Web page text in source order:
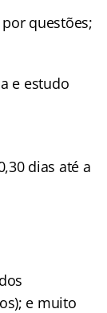
questões;
e estudo
dias até a
e muito